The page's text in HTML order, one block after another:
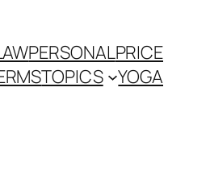
PERSONALPRICE
TOPICS YOGA